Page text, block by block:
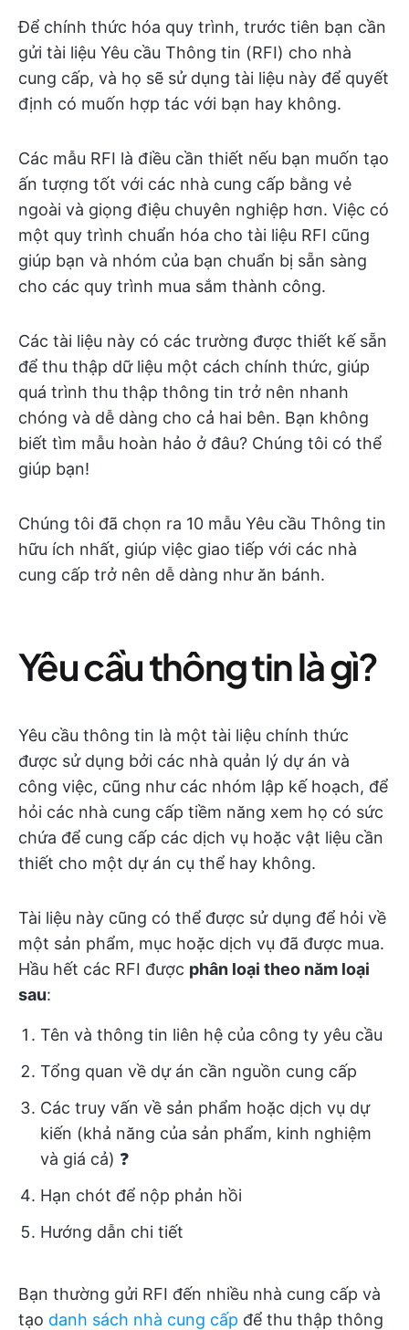
Để chính thức hóa quy trình, trước tiên bạn cần
gửi tài liệu Yêu cầu Thông tin (RFI) cho nhà
cung cấp, và họ sẽ sử dụng tài liệu này để quyết
định có muốn hợp tác với bạn hay không.
Các mẫu RFI là điều cần thiết nếu bạn muốn tạo
ấn tượng tốt với các nhà cung cấp bằng vẻ
ngoài và giọng điệu chuyên nghiệp hơn. Việc có
một quy trình chuẩn hóa cho tài liệu RFI cũng
giúp bạn và nhóm của bạn chuẩn bị sẵn sàng
cho các quy trình mua sắm thành công.
Các tài liệu này có các trường được thiết kế sẵn
để thu thập dữ liệu một cách chính thức, giúp
quá trình thu thập thông tin trở nên nhanh
chóng và dễ dàng cho cả hai bên. Bạn không
biết tìm mẫu hoàn hảo ở đâu? Chúng tôi có thể
giúp bạn!
Chúng tôi đã chọn ra 10 mẫu Yêu cầu Thông tin
hữu ích nhất, giúp việc giao tiếp với các nhà
cung cấp trở nên dễ dàng như ăn bánh.
Yêu cầu thông tin là gì?
Yêu cầu thông tin là một tài liệu chính thức
được sử dụng bởi các nhà quản lý dự án và
công việc, cũng như các nhóm lập kế hoạch, để
hỏi các nhà cung cấp tiềm năng xem họ có sức
chứa để cung cấp các dịch vụ hoặc vật liệu cần
thiết cho một dự án cụ thể hay không.
Tài liệu này cũng có thể được sử dụng để hỏi về
một sản phẩm, mục hoặc dịch vụ đã được mua.
Hầu hết các RFI được phân loại theo năm loại
sau:
Tên và thông tin liên hệ của công ty yêu cầu
Tổng quan về dự án cần nguồn cung cấp
Các truy vấn về sản phẩm hoặc dịch vụ dự
kiến (khả năng của sản phẩm, kinh nghiệm
và giá cả) ❓
Hạn chót để nộp phản hồi
Hướng dẫn chi tiết
Bạn thường gửi RFI đến nhiều nhà cung cấp và
tạo danh sách nhà cung cấp để thu thập thông